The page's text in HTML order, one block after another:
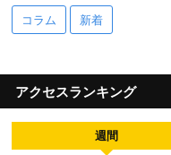
コラム 新着
アクセスランキング
週間